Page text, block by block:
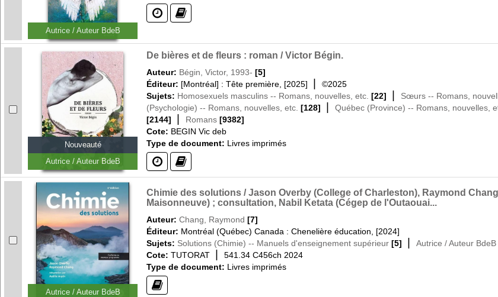
Autrice / Auteur BdeB
(?) (?)
Nouveauté
Autrice / Auteur BdeB
De bières et de fleurs : roman / Victor Bégin.
Auteur: Bégin, Victor, 1993- [5]
Éditeur: [Montréal] : Tête première, [2025]
©2025
Sujets: Homosexuels masculins -- Romans, nouvelles, etc. [22] Sœurs -- Romans,
(Psychologie) -- Romans, nouvelles, etc. [128] Québec (Province) -- Romans, nouvelles,
[2144]
Romans [9382]
Cote: BEGIN Vic deb
Type de document: Livres imprimés
(?) (?)
Autrice / Auteur BdeB
Chimie des solutions / Jason Overby (College of Charleston), Raymond
Maisonneuve) ; consultation, Nabil Ketata (Cégep de l'Outaouai...
Auteur: Chang, Raymond [7]
Éditeur: Montréal (Québec) Canada : Chenelière éducation, [2024]
Sujets: Solutions (Chimie) -- Manuels d'enseignement supérieur [5] Autrice / Auteur BdeB
Cote: TUTORAT
541.34 C456ch 2024
Type de document: Livres imprimés
(?)